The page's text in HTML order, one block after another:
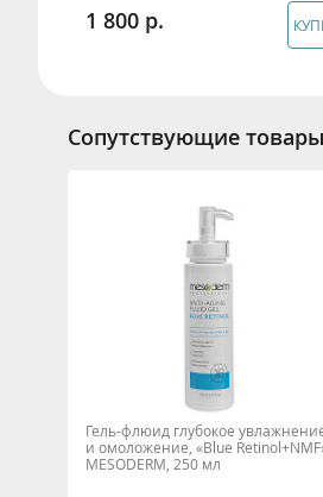
1 800
Сопутствующие товары
Гель-флюид глубокое
и омоложение, «Blue
MESODERM, 250 мл